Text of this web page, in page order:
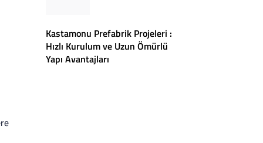
Kastamonu Prefabrik Projeleri :
Hızlı Kurulum ve Uzun Ömürlü
Yapı Avantajları